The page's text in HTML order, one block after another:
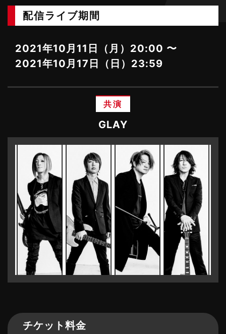
配信ライブ期間
2021年10月11日（月）20:00 〜
2021年10月17日（日）23:59
共演
GLAY
チケット料金